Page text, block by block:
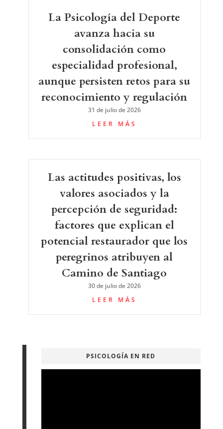
La Psicología del Deporte
avanza hacia su
consolidación como
especialidad profesional,
aunque persisten retos para su
reconocimiento y regulación
31 de julio de 2026
LEER MÁS
Las actitudes positivas, los
valores asociados y la
percepción de seguridad:
factores que explican el
potencial restaurador que los
peregrinos atribuyen al
Camino de Santiago
30 de julio de 2026
LEER MÁS
PSICOLOGÍA EN RED